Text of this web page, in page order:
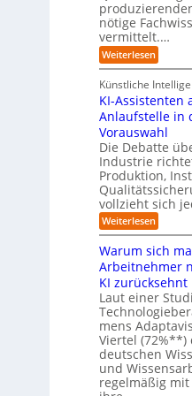
e
n
G
e
f
a
h
r
(
u
n
d
u
n
e
q
u
e
m
e
r
)
B
l
i
k
a
u
f
K
I
-
A
g
e
n
t
nötige
vermittelt.…
Weiterlesen:
L
e
r
n
e
n
m
u
s
s
a
u
c
h
A
b
l
u
f
e
v
e
r
ä
n
d
Künstliche
KI-Assistenten
Anlaufstelle in
Vorauswahl
Die Debatte
Industrie
Produktion,
vollzieht sich
Weiterlesen:
K
I
-
A
s
s
i
s
t
e
n
t
e
n
Warum sich
Arbeitnehmer
KI zurücksehnt
Laut einer
mens
Viertel
deutschen
und
regelmäßig